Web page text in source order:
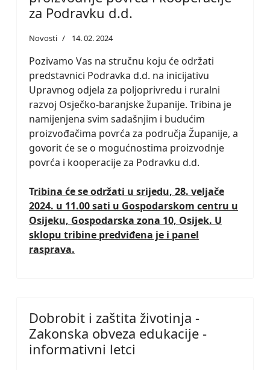
za Podravku d.d.
Novosti 14. 02. 2024
Pozivamo Vas na stručnu koju će održati
predstavnici Podravka d.d. na inicijativu
Upravnog odjela za poljoprivredu i ruralni
razvoj Osječko-baranjske županije. Tribina je
namijenjena svim sadašnjim i budućim
proizvođačima povrća za područja Županije, a
govorit će se o mogućnostima proizvodnje
povrća i kooperacije za Podravku d.d.
Tribina će se održati u srijedu, 28. veljače
2024. u 11.00 sati u Gospodarskom centru u
Osijeku, Gospodarska zona 10, Osijek. U
sklopu tribine predviđena je i panel
rasprava.
Dobrobit i zaštita životinja -
Zakonska obveza edukacije -
informativni letci